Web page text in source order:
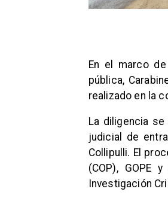
En el marco
pública,
realizado en la
La diligencia
judicial de
Collipulli. El
(COP), GOPE
Investigación